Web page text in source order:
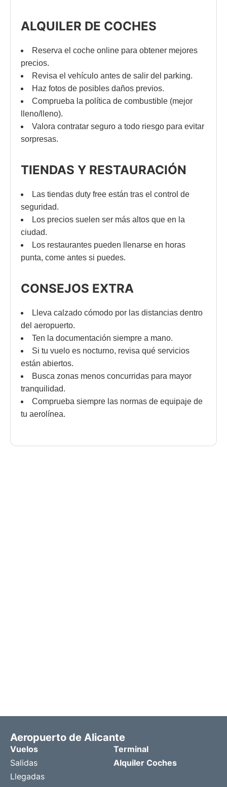
ALQUILER DE COCHES
Reserva el coche online para obtener mejores
precios.
Revisa el vehículo antes de salir del parking.
Haz fotos de posibles daños previos.
Comprueba la política de combustible (mejor
lleno/lleno).
Valora contratar seguro a todo riesgo para evitar
sorpresas.
TIENDAS Y RESTAURACIÓN
Las tiendas duty free están tras el control de
seguridad.
Los precios suelen ser más altos que en la
ciudad.
Los restaurantes pueden llenarse en horas
punta, come antes si puedes.
CONSEJOS EXTRA
Lleva calzado cómodo por las distancias dentro
del aeropuerto.
Ten la documentación siempre a mano.
Si tu vuelo es nocturno, revisa qué servicios
están abiertos.
Busca zonas menos concurridas para mayor
tranquilidad.
Comprueba siempre las normas de equipaje de
tu aerolínea.
Aeropuerto de Alicante
Vuelos
Salidas
Llegadas
Terminal
Alquiler Coches